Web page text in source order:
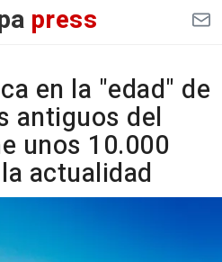
press
en la "edad" de
antiguos del
unos 10.000
actualidad